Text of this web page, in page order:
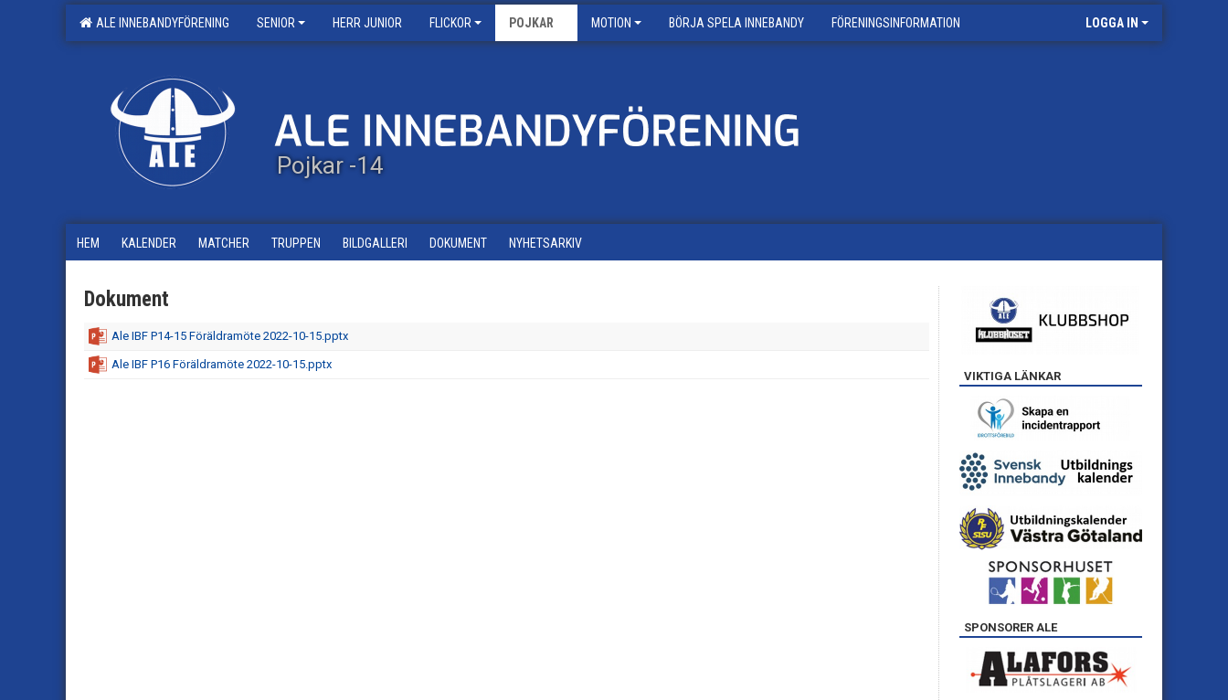
ALE INNEBANDYFÖRENING SENIOR HERR JUNIOR FLICKOR POJKAR MOTION BÖRJA SPELA INNEBANDY FÖRENINGSINFORMATION LOGGA IN
Pojkar -14
HEM KALENDER MATCHER TRUPPEN BILDGALLERI DOKUMENT NYHETSARKIV
Dokument
Ale IBF P14-15 Föräldramöte 2022-10-15.pptx
Ale IBF P16 Föräldramöte 2022-10-15.pptx
VIKTIGA LÄNKAR
SPONSORER ALE